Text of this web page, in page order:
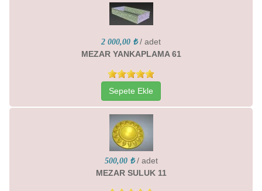
2 000,00 ₺ / adet
MEZAR YANKAPLAMA 61
Sepete Ekle
500,00 ₺ / adet
MEZAR SULUK 11